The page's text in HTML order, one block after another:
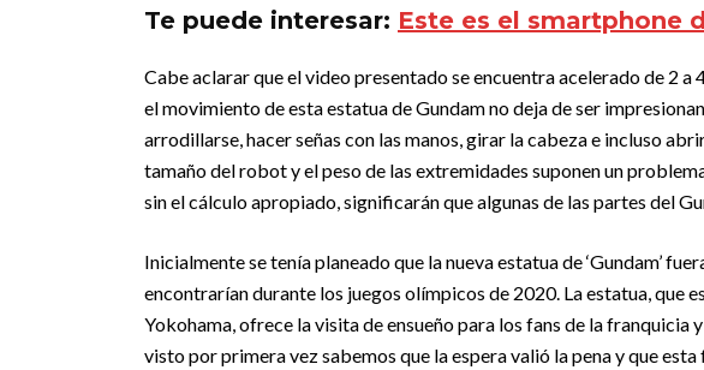
Te puede interesar: Este es el smartphone
Cabe aclarar que el video presentado se encuentra acelerado de 2 a
el movimiento de esta estatua de Gundam no deja de ser
arrodillarse, hacer señas con las manos, girar la cabeza e incluso
tamaño del robot y el peso de las extremidades suponen un
sin el cálculo apropiado, significarán que algunas de las partes del
Inicialmente se tenía planeado que la nueva estatua de ‘Gundam’
encontrarían durante los juegos olímpicos de 2020. La estatua, que
Yokohama, ofrece la visita de ensueño para los fans de la franquicia
visto por primera vez sabemos que la espera valió la pena y que